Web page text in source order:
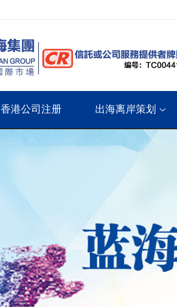
香港公司注册 出海离岸策划